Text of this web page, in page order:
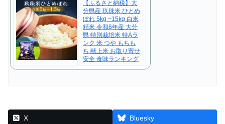
【ふるさと納税】大
分県産 玖珠米 ひとめ
ぼれ 5kg ~15kg 白米
精米 令和6年産 大分
県 特別栽培米 特Aラ
ンク 米 つや もちも
ち 献上米 お取り寄せ
安全 食味ランキング
X Bluesky